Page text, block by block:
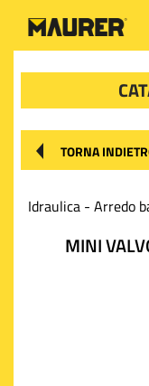
TORNA
Idraulica - Arredo
MINI